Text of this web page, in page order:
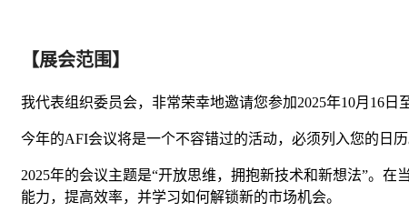
【展会范围】
我代表组织委员会，非常荣幸地邀请您参加2025年10月16
今年的AFI会议将是一个不容错过的活动，必须列入您的日
2025年的会议主题是“开放思维，拥抱新技术和新想法”。
能力，提高效率，并学习如何解锁新的市场机会。